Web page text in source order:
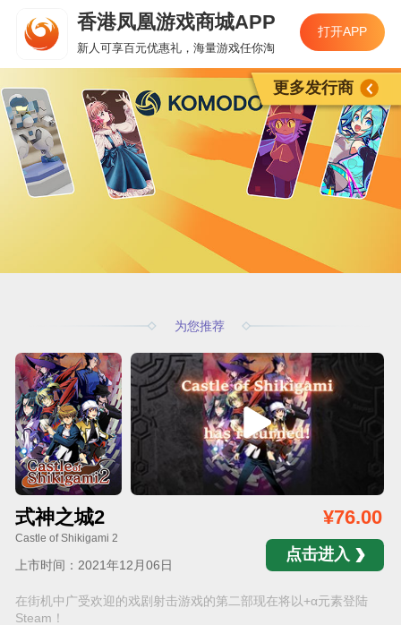
香港凤凰游戏商城APP
新人可享百元优惠礼，海量游戏任你淘
打开APP
为您推荐
式神之城2
Castle of Shikigami 2
上市时间：2021年12月06日
¥76.00
点击进入
在街机中广受欢迎的戏剧射击游戏的第二部现在将以+α元素登陆
Steam！
更多发行商